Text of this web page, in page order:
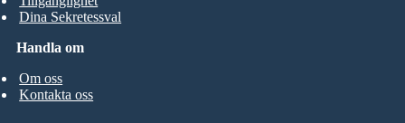
Handla om
Om oss
Kontakta oss
Dina Sekretessval